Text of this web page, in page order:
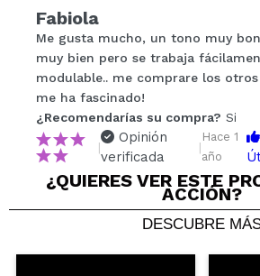
¿Recomendarías su compra?
5/5
ENVIAR
Fabiola
Me gusta mucho, un tono muy
muy bien pero se trabaja
modulable.. me comprare los
me ha fascinado!
¿Recomendarías su compra? Si
|
Opinión
verificada
|
Hace 1
año
¿QUIERES VER ESTE
ACCIÓN?
DESCUBRE